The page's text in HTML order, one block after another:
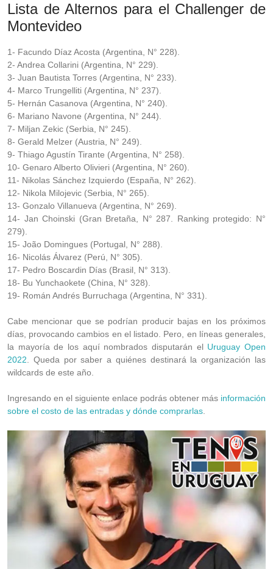
Lista de Alternos para el Challenger de
Montevideo
1- Facundo Díaz Acosta (Argentina, N° 228).
2- Andrea Collarini (Argentina, N° 229).
3- Juan Bautista Torres (Argentina, N° 233).
4- Marco Trungelliti (Argentina, N° 237).
5- Hernán Casanova (Argentina, N° 240).
6- Mariano Navone (Argentina, N° 244).
7- Miljan Zekic (Serbia, N° 245).
8- Gerald Melzer (Austria, N° 249).
9- Thiago Agustín Tirante (Argentina, N° 258).
10- Genaro Alberto Olivieri (Argentina, N° 260).
11- Nikolas Sánchez Izquierdo (España, N° 262).
12- Nikola Milojevic (Serbia, N° 265).
13- Gonzalo Villanueva (Argentina, N° 269).
14- Jan Choinski (Gran Bretaña, N° 287. Ranking protegido: N°
279).
15- João Domingues (Portugal, N° 288).
16- Nicolás Álvarez (Perú, N° 305).
17- Pedro Boscardin Días (Brasil, N° 313).
18- Bu Yunchaokete (China, N° 328).
19- Román Andrés Burruchaga (Argentina, N° 331).
Cabe mencionar que se podrían producir bajas en los próximos
días, provocando cambios en el listado. Pero, en líneas generales,
la mayoría de los aquí nombrados disputarán el Uruguay Open
2022 . Queda por saber a quiénes destinará la organización las
wildcards de este año.
Ingresando en el siguiente enlace podrás obtener más información
sobre el costo de las entradas y dónde comprarlas